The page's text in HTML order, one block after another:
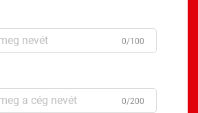
0/100
0/200